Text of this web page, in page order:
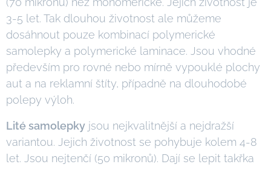
3-5 let. Tak dlouhou životnost ale můžeme
dosáhnout pouze kombinací polymerické
samolepky a polymerické laminace. Jsou vhodné
především pro rovné nebo mírně vypouklé plochy
aut a na reklamní štíty, případně na dlouhodobé
polepy výloh.
Lité samolepky jsou nejkvalitnější a nejdražší
variantou. Jejich životnost se pohybuje kolem 4-8
let. Jsou nejtenčí (50 mikronů). Dají se lepit takřka